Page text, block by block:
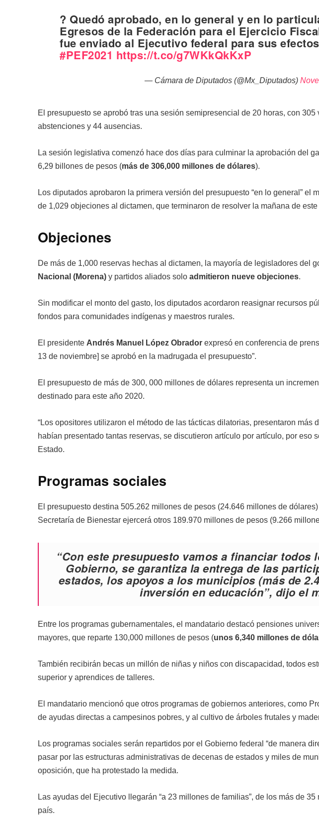
? Quedó aprobado, en lo general y en lo
Egresos de la Federación para el Ejercicio
fue enviado al Ejecutivo federal para sus
#PEF2021 https://t.co/g7WKkQkKxP
— Cámara de Diputados (@Mx_Diputados)
El presupuesto se aprobó tras una sesión semipresencial de 20 horas, con 305
abstenciones y 44 ausencias.
La sesión legislativa comenzó hace dos días para culminar la aprobación del
6,29 billones de pesos (más de 306,000 millones de dólares).
Los diputados aprobaron la primera versión del presupuesto “en lo general” el
de 1,029 objeciones al dictamen, que terminaron de resolver la mañana de
Objeciones
De más de 1,000 reservas hechas al dictamen, la mayoría de legisladores del
Nacional (Morena) y partidos aliados solo admitieron nueve objeciones.
Sin modificar el monto del gasto, los diputados acordaron reasignar recursos
fondos para comunidades indígenas y maestros rurales.
El presidente Andrés Manuel López Obrador expresó en conferencia de
13 de noviembre] se aprobó en la madrugada el presupuesto”.
El presupuesto de más de 300, 000 millones de dólares representa un
destinado para este año 2020.
“Los opositores utilizaron el método de las tácticas dilatorias, presentaron más
habían presentado tantas reservas, se discutieron artículo por artículo, por eso
Estado.
Programas sociales
El presupuesto destina 505.262 millones de pesos (24.646 millones de
Secretaría de Bienestar ejercerá otros 189.970 millones de pesos (9.266
“Con este presupuesto vamos a financiar
Gobierno, se garantiza la entrega de las
estados, los apoyos a los municipios (más de
inversión en educación”, dijo el
Entre los programas gubernamentales, el mandatario destacó pensiones
mayores, que reparte 130,000 millones de pesos (unos 6,340 millones de
También recibirán becas un millón de niñas y niños con discapacidad, todos
superior y aprendices de talleres.
El mandatario mencionó que otros programas de gobiernos anteriores, como
de ayudas directas a campesinos pobres, y al cultivo de árboles frutales y
Los programas sociales serán repartidos por el Gobierno federal “de manera
pasar por las estructuras administrativas de decenas de estados y miles de
oposición, que ha protestado la medida.
Las ayudas del Ejecutivo llegarán “a 23 millones de familias”, de los más de
país.